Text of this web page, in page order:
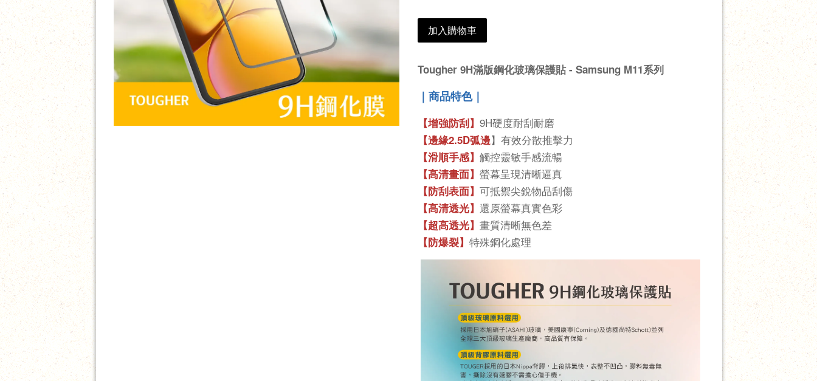
加入購物車
Tougher 9H滿版鋼化玻璃保護貼 - Samsung M11系列
｜商品特色｜
【增強防刮】 9H硬度耐刮耐磨
【邊緣2.5D弧邊】有效分散推擊力
【滑順手感】 觸控靈敏手感流暢
【高清畫面】 螢幕呈現清晰逼真
【防刮表面】 可抵禦尖銳物品刮傷
【高清透光】 還原螢幕真實色彩
【超高透光】 畫質清晰無色差
【防爆裂】 特殊鋼化處理